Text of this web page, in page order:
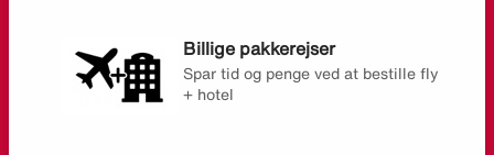
Billige pakkerejser
Spar tid og penge ved at bestille fly
+ hotel